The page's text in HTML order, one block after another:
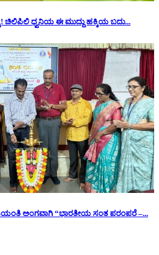
ಚಿಲಿಪಿಲಿ ಧ್ವನಿಯ ಈ ಮುದ್ದು ಹಕ್ಕಿಯ ಬದು...
ಅಂಗವಾಗಿ “ಭಾರತೀಯ ಸಂತ ಪರಂಪರೆ –...